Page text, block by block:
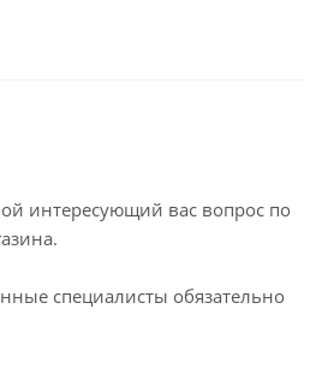
интересующий вас вопрос по
специалисты обязательно